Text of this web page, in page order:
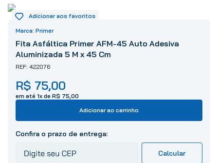
Primer
Fita Asfáltica Primer AFM-45 Auto Adesiva
Aluminizada 5 M x 45 Cm
422076
R$ 75,00
em até 1x de R$ 75 00
Adicionar ao carrinho
5
º
vaso sanitário
6º
torneira
7º
cimento
8º
chuveiro
10º tinta